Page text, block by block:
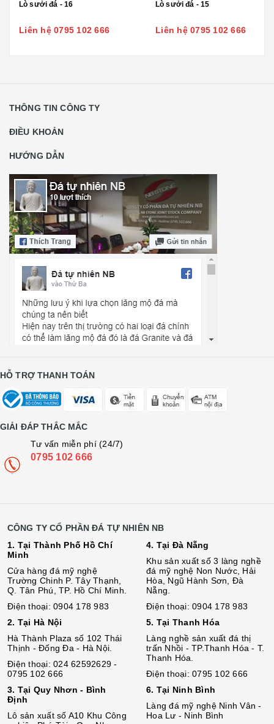
Lò sưởi đá - 16
Liên hệ 0795 102 666
Lò sưởi đá - 15
Liên hệ 0795 102 666
THÔNG TIN CÔNG TY
ĐIỀU KHOẢN
HƯỚNG DẪN
HỖ TRỢ THANH TOÁN
GIẢI ĐÁP THẮC MẮC
Tư vấn miễn phí (24/7)
0795 102 666
CÔNG TY CỔ PHẦN ĐÁ TỰ NHIÊN NB
1. Tại Thành Phố Hồ Chí
Minh
Cửa hàng đá mỹ nghệ
Trường Chinh P. Tây Thạnh,
Q. Tân Phú, TP. Hồ Chí Minh.
Điện thoại: 0904 178 983
2. Tại Hà Nội
Hà Thành Plaza số 102 Thái
Thịnh - Đống Đa - Hà Nội.
Điện thoại: 024 62592629 -
0795 102 666
3. Tại Quy Nhơn - Bình
Định
Lô sản xuất số A10 Khu Công
4. Tại Đà Nẵng
Khu sản xuất số 3 làng nghề
đá mỹ nghệ Non Nước, Hải
Hòa, Ngũ Hành Sơn, Đà
Nẵng.
Điện thoại: 0904 178 983
5. Tại Thanh Hóa
Làng nghề sản xuất đá thị
trấn Nhồi - TP.Thanh Hóa - T.
Thanh Hóa.
Điện thoại: 0795 102 666
6. Tại Ninh Bình
Làng đá mỹ nghệ Ninh Vân -
Hoa Lư - Ninh Bình